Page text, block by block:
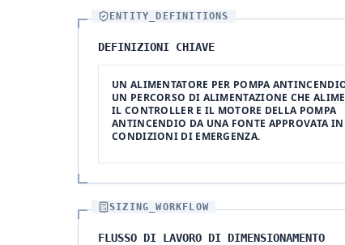
ENTITY_DEFINITIONS
DEFINIZIONI CHIAVE
UN ALIMENTATORE PER POMPA
UN PERCORSO DI ALIMENTAZIONE CHE
IL CONTROLLER E IL MOTORE DELLA POMPA
ANTINCENDIO DA UNA FONTE APPROVATA IN
CONDIZIONI DI EMERGENZA.
SIZING_WORKFLOW
FLUSSO DI LAVORO DI DIMENSIONAMENTO